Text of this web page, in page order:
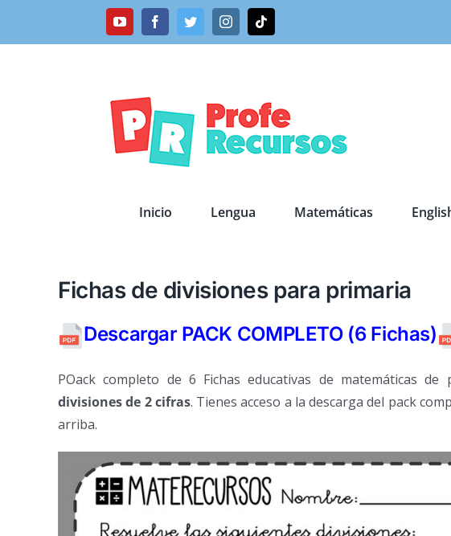
YouTubeFacebookTwitterInstagramTiktok
Inicio Lengua Matemáticas
Fichas de divisiones para primaria
Descargar PACK COMPLETO (6 Fichas)
POack completo de 6 Fichas educativas de matemáticas
divisiones de 2 cifras. Tienes acceso a la descarga del pack
arriba.